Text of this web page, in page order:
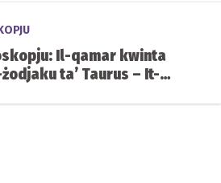
Il-qamar kwinta
ta’ Taurus – It-